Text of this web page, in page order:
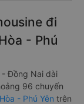
đi
- Phú
- Đồng Nai dài
96 chuyến
- Phú Yên trên